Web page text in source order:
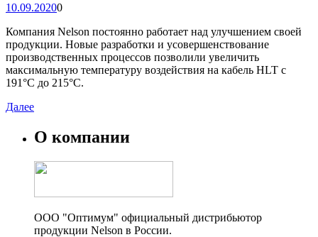
10.09.20200
Компания Nelson постоянно работает над улучшением своей
продукции. Новые разработки и усовершенствование
производственных процессов позволили увеличить
максимальную температуру воздействия на кабель HLT с
191°C до 215°C.
Далее
О компании
ООО "Оптимум" официальный дистрибьютор
продукции Nelson в России.